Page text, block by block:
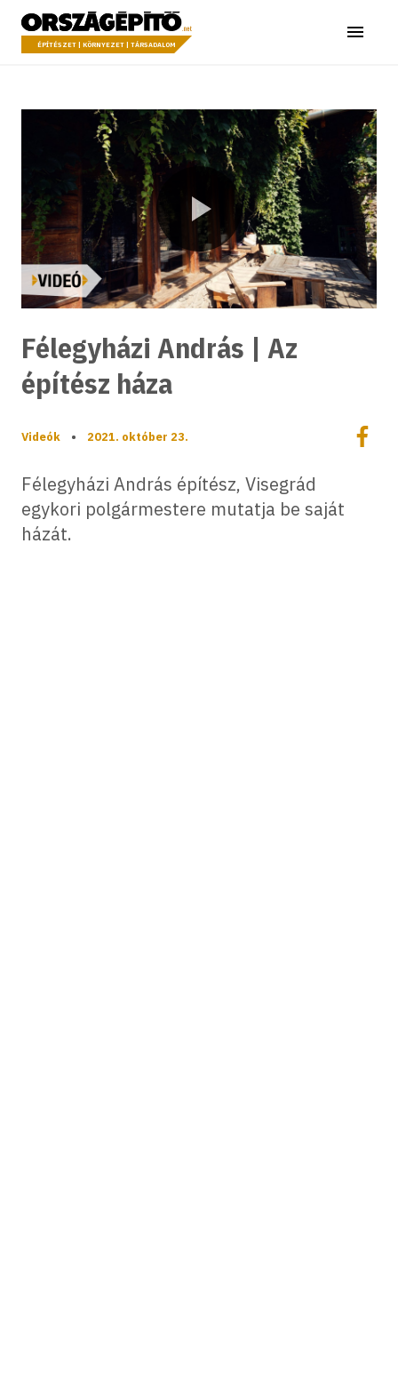
a tartalomhoz
Országépítő
ÉPÍTÉSZET | KÖRNYEZET | TÁRSADALOM Menü
Lejátszás
Félegyházi András | Az
építész háza
Videók • 2021. október 23.
Félegyházi András építész, Visegrád
egykori polgármestere mutatja be saját
házát.